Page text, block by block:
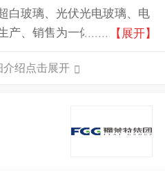
白玻璃、光伏光电玻璃、电
产、销售为一体的创新型国
化工艺流程，创新玻璃技
【展开】
绍点击展开